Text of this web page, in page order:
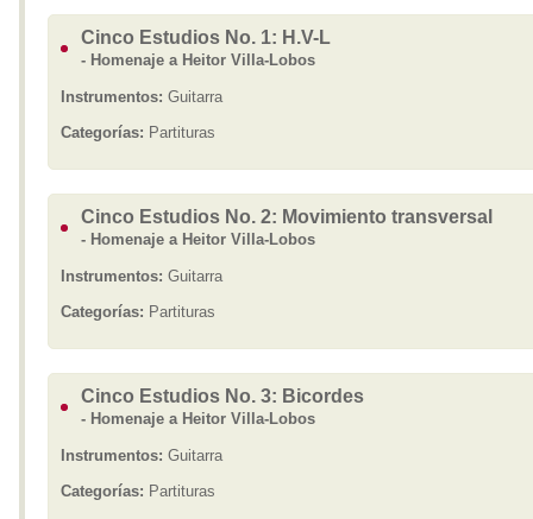
Cinco Estudios No. 1: H.V-L
- Homenaje a Heitor Villa-Lobos
Instrumentos: Guitarra
Categorías: Partituras
Cinco Estudios No. 2: Movimiento transversal
- Homenaje a Heitor Villa-Lobos
Instrumentos: Guitarra
Categorías: Partituras
Cinco Estudios No. 3: Bicordes
- Homenaje a Heitor Villa-Lobos
Instrumentos: Guitarra
Categorías: Partituras